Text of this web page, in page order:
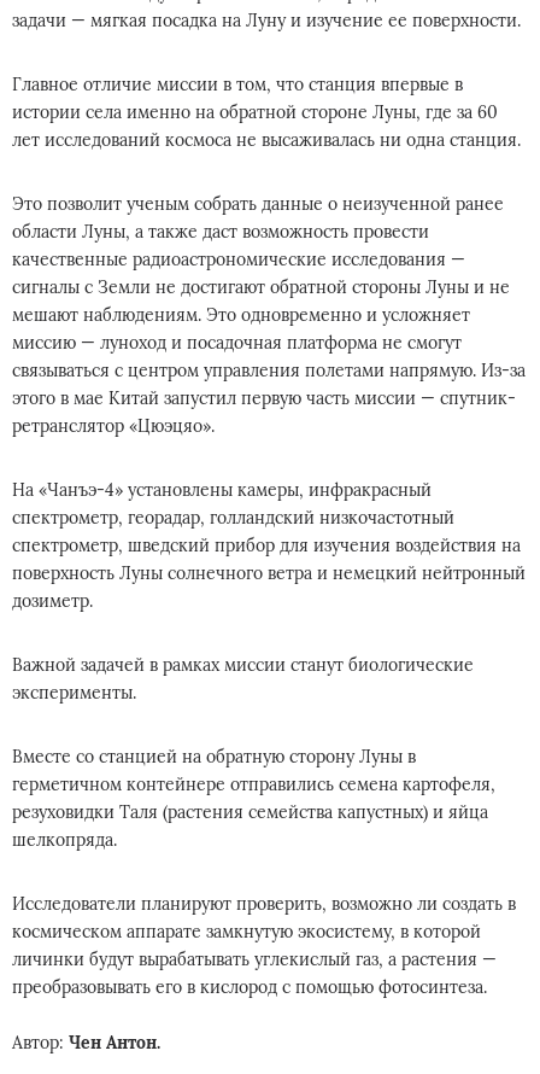
задачи — мягкая посадка на Луну и изучение ее поверхности.
Главное отличие миссии в том, что станция впервые в
истории села именно на обратной стороне Луны, где за 60
лет исследований космоса не высаживалась ни одна станция.
Это позволит ученым собрать данные о неизученной ранее
области Луны, а также даст возможность провести
качественные радиоастрономические исследования —
сигналы с Земли не достигают обратной стороны Луны и не
мешают наблюдениям. Это одновременно и усложняет
миссию — луноход и посадочная платформа не смогут
связываться с центром управления полетами напрямую. Из-за
этого в мае Китай запустил первую часть миссии — спутник-
ретранслятор «Цюэцяо».
На «Чанъэ-4» установлены камеры, инфракрасный
спектрометр, георадар, голландский низкочастотный
спектрометр, шведский прибор для изучения воздействия на
поверхность Луны солнечного ветра и немецкий нейтронный
дозиметр.
Важной задачей в рамках миссии станут биологические
эксперименты.
Вместе со станцией на обратную сторону Луны в
герметичном контейнере отправились семена картофеля,
резуховидки Таля (растения семейства капустных) и яйца
шелкопряда.
Исследователи планируют проверить, возможно ли создать в
космическом аппарате замкнутую экосистему, в которой
личинки будут вырабатывать углекислый газ, а растения —
преобразовывать его в кислород с помощью фотосинтеза.
Автор: Чен Антон.